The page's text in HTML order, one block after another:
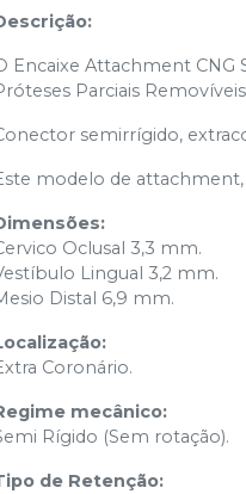
Encaixe Attachment
Parciais
semirrígido,
modelo de
Oclusal 3,3 mm.
Lingual 3,2 mm.
Distal 6,9 mm.
Coronário.
mecânico:
Rígido (Sem rotação).
de Retenção: